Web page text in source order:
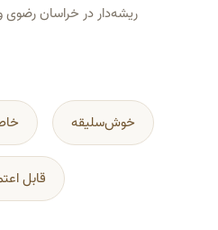
ریشه‌دار در خراسان رضوی
خوش‌سلیقه
قابل